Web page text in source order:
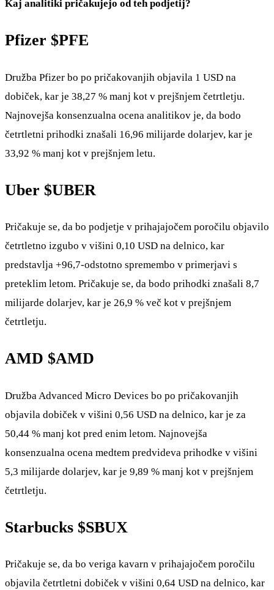
Kaj analitiki pričakujejo od teh podjetij?
Pfizer $PFE
Družba Pfizer bo po pričakovanjih objavila 1 USD na
dobiček, kar je 38,27 % manj kot v prejšnjem četrtletju.
Najnovejša konsenzualna ocena analitikov je, da bodo
četrtletni prihodki znašali 16,96 milijarde dolarjev, kar je
33,92 % manj kot v prejšnjem letu.
Uber $UBER
Pričakuje se, da bo podjetje v prihajajočem poročilu objavilo
četrtletno izgubo v višini 0,10 USD na delnico, kar
predstavlja +96,7-odstotno spremembo v primerjavi s
preteklim letom. Pričakuje se, da bodo prihodki znašali 8,7
milijarde dolarjev, kar je 26,9 % več kot v prejšnjem
četrtletju.
AMD $AMD
Družba Advanced Micro Devices bo po pričakovanjih
objavila dobiček v višini 0,56 USD na delnico, kar je za
50,44 % manj kot pred enim letom. Najnovejša
konsenzualna ocena medtem predvideva prihodke v višini
5,3 milijarde dolarjev, kar je 9,89 % manj kot v prejšnjem
četrtletju.
Starbucks $SBUX
Pričakuje se, da bo veriga kavarn v prihajajočem poročilu
objavila četrtletni dobiček v višini 0,64 USD na delnico, kar